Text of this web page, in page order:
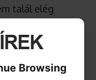
talál elég
a céget érinti.
a
és
gazdasági
Browsing